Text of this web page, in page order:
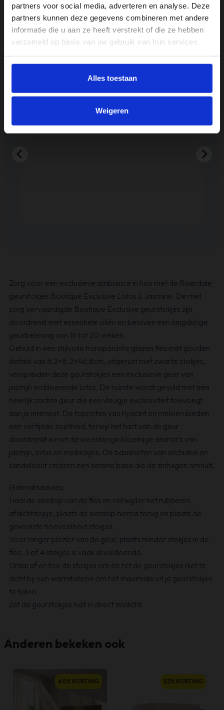
partners voor social media, adverteren en analyse. Deze
partners kunnen deze gegevens combineren met andere
informatie die u aan ze heeft verstrekt of die ze hebben
verzameld op basis van uw gebruik van hun services.
Alles toestaan
Weigeren
Merk
Riverdale
Reviews
Heel goed
Zorg voor een exclusieve ambiance in huis met de Riverdale
geurstokjes Boutique Exclusive Lotus & Jasmine. De met
zorg vervaardigde Boutique Exclusive geurstokjes zijn
doordrenkt met essentiële oliën en beloven een langdurige
geurbeleving van 16 tot 20 weken.
Gehuld in een stijlvolle transparante glazen fles met gouden
details van 8,2×8,2×46,8cm, uitgerust met zwarte stokjes,
verspreiden deze geurstokjes een exclusieve geur van
jasmijn en bloeiende lotus. De ruimte wordt gevuld met een
heerlijk zachte geur die een vleugje exclusiviteit toevoegt
aan je interieur. De topnoten van hyacint en meloen bieden
een verfijnde zoetheid, terwijl het hart van de geur
doordrenkt is met de weelderige bloemige aroma’s van
jasmijn, lotus en meiklokjes. De basisnoten van orchidee en
sandelhout creëren een serene basis die de zintuigen omhult.
Gebruiksadvies:
Haal de sierdop van de fles en verwijder het rubberen
afdichtdopje, plaats de sierdop hierna terug en plaats de
gewenste hoeveelheid stokjes.
Voor langer plezier van de geur, plaats minder stokjes in de
fles, 3 of 4 stokjes is vaak al voldoende.
Draai af en toe de stokjes om en zet de geurstokjes niet te
dicht bij een warmtebron om het maximale uit je geurstokjes
te halen.
Zet de geurstokjes niet in direct zonlicht.
Anderen bekeken ook
60% KORTING 53% KORTING